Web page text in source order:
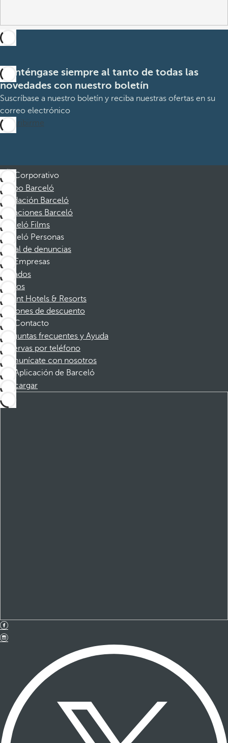
Manténgase siempre al tanto de todas las
novedades con nuestro boletín
Suscríbase a nuestro boletín y reciba nuestras ofertas en su
correo electrónico
Suscribirme
Corporativo
Grupo Barceló
Fundación Barceló
Vacaciones Barceló
Barceló Films
Barceló Personas
Canal de denuncias
Empresas
Afiliados
Socios
Dorint Hotels & Resorts
Cupones de descuento
Contacto
Preguntas frecuentes y Ayuda
Reservas por teléfono
Comunícate con nosotros
Aplicación de Barceló
Descargar